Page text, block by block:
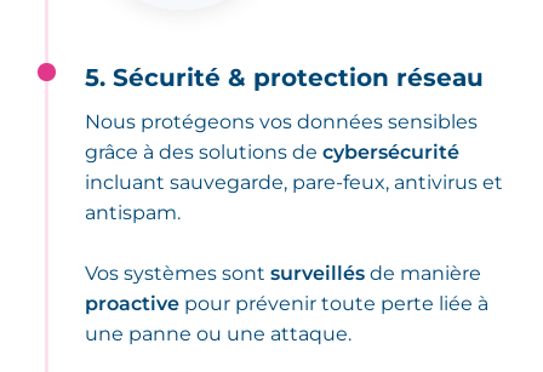
5. Sécurité & protection réseau
Nous protégeons vos données sensibles
grâce à des solutions decybersécurité
incluant sauvegarde, pare-feux, antivirus et
antispam.
Vos systèmes sontsurveillés de manière
proactive pour prévenir toute perte liée à
une panne ou une attaque.